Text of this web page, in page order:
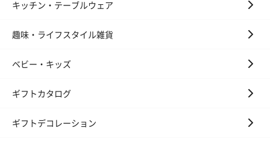
キャンドル・お香
キッチン・テーブルウェア
趣味・ライフスタイル雑貨
ベビー・キッズ
ギフトカタログ
ギフトデコレーション